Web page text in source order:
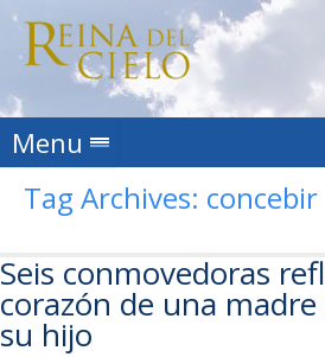
Menu Skip to content
Tag Archives: concebir
Seis conmovedoras
corazón de una
su hijo